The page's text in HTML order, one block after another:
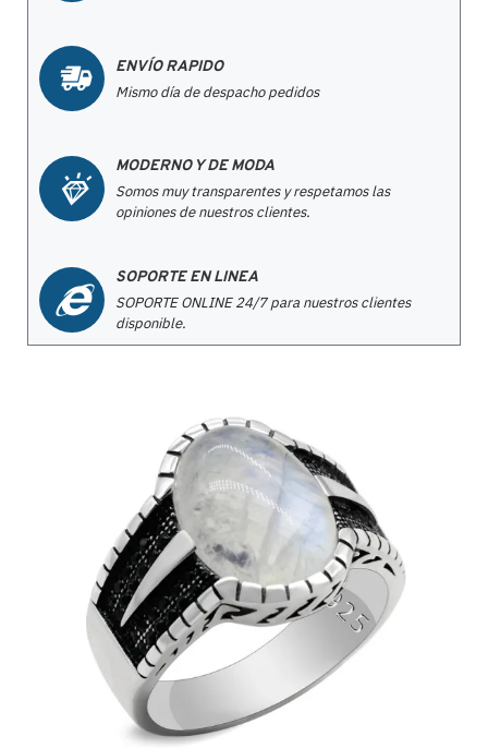
ENVÍO RAPIDO
Mismo día de despacho pedidos
MODERNO Y DE MODA
Somos muy transparentes y respetamos las
opiniones de nuestros clientes.
SOPORTE EN LINEA
SOPORTE ONLINE 24/7 para nuestros clientes
disponible.